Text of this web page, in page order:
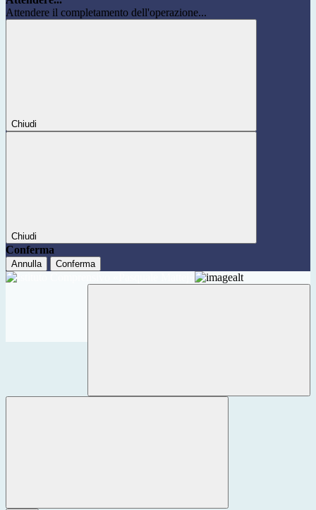
Attendere il completamento dell'operazione...
Chiudi
Chiudi
Conferma
Annulla Conferma